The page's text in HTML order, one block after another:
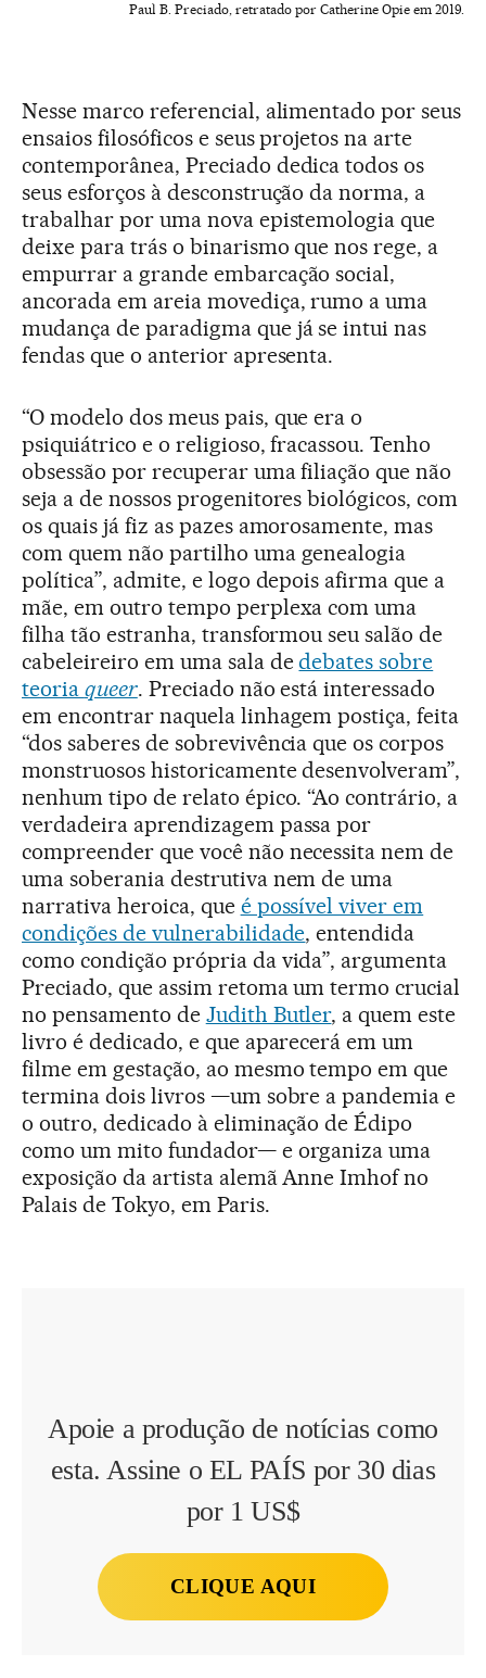
Paul B. Preciado, retratado por Catherine Opie em 2019.
Nesse marco referencial, alimentado por seus
ensaios filosóficos e seus projetos na arte
contemporânea, Preciado dedica todos os
seus esforços à desconstrução da norma, a
trabalhar por uma nova epistemologia que
deixe para trás o binarismo que nos rege, a
empurrar a grande embarcação social,
ancorada em areia movediça, rumo a uma
mudança de paradigma que já se intui nas
fendas que o anterior apresenta.
“O modelo dos meus pais, que era o
psiquiátrico e o religioso, fracassou. Tenho
obsessão por recuperar uma filiação que não
seja a de nossos progenitores biológicos, com
os quais já fiz as pazes amorosamente, mas
com quem não partilho uma genealogia
política”, admite, e logo depois afirma que a
mãe, em outro tempo perplexa com uma
filha tão estranha, transformou seu salão de
cabeleireiro em uma sala dedebates sobre
teoria queer. Preciado não está interessado
em encontrar naquela linhagem postiça, feita
“dos saberes de sobrevivência que os corpos
monstruosos historicamente desenvolveram”,
nenhum tipo de relato épico. “Ao contrário, a
verdadeira aprendizagem passa por
compreender que você não necessita nem de
uma soberania destrutiva nem de uma
narrativa heroica, que é possível viver em
condições de vulnerabilidade, entendida
como condição própria da vida”, argumenta
Preciado, que assim retoma um termo crucial
no pensamento de Judith Butler, a quem este
livro é dedicado, e que aparecerá em um
filme em gestação, ao mesmo tempo em que
termina dois livros —um sobre a pandemia e
o outro, dedicado à eliminação de Édipo
como um mito fundador— e organiza uma
exposição da artista alemã Anne Imhof no
Palais de Tokyo, em Paris.
Apoie a produção de notícias como
esta. Assine o EL PAÍS por 30 dias
por 1 US$
CLIQUE AQUI